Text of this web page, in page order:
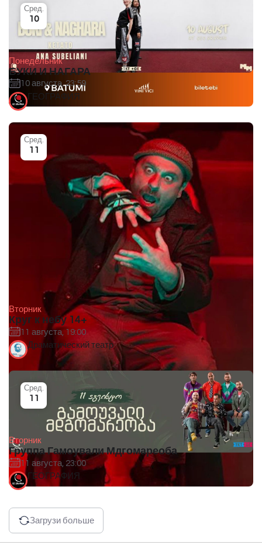
Понедельник
БУКИ И НАГАРА
10 августа, 23:59
Сред.
10
ГЕОГРАФИЯ
Вторник
Круг к небу 14+
11 августа, 19:00
Сред.
11
Драматический театр
Вторник
Группа Гамоували Мдгомареоба
11 августа, 23:00
Сред.
11
ГЕОГРАФИЯ
Загрузи больше